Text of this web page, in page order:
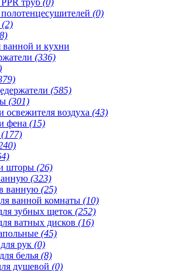
(0)
(2)
ванной и кухни
(336)
(585)
(301)
освежителя воздуха (43)
фена (15)
(177)
шторы (26)
(323)
ванную (25)
ванной комнаты (10)
зубных щеток (252)
ватных дисков (16)
(45)
рук (0)
белья (8)
душевой (0)